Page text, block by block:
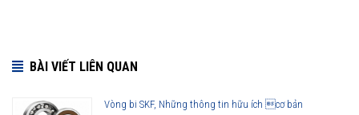
BÀI VIẾT LIÊN QUAN
Vòng bi SKF, Những thông tin hữu ích cơ bản